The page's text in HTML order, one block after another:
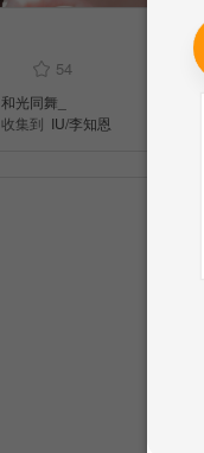
54
和光同舞_
收集到 IU/李知恩